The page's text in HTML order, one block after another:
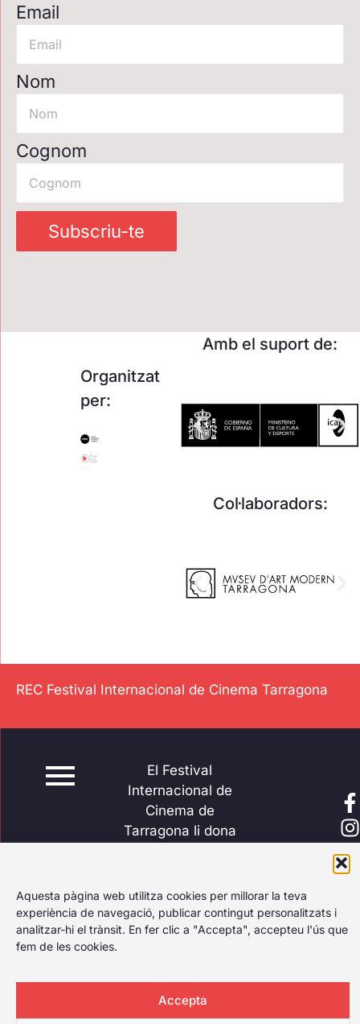
Aquesta pàgina web utilitza cookies per millorar la teva
experiència de navegació, publicar contingut personalitzats i
analitzar-hi el trànsit. En fer clic a "Accepta", accepteu l'ús que
fem de les cookies.
Accepta
Email
Nom
Cognom
Subscriu-te
Organitzat
per:
Amb el suport de:
Col·laboradors:
REC Festival Internacional de Cinema Tarragona
El Festival
Internacional de
Cinema de
Tarragona li dona
de cinema de
Tarragona amb
amplia cartellera